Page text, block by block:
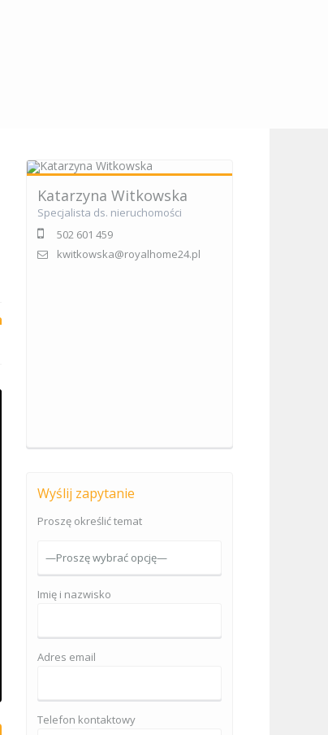
Katarzyna Witkowska
Specjalista ds. nieruchomości
502 601 459
kwitkowska@royalhome24.pl
Wyślij zapytanie
Proszę określić temat
Imię i nazwisko
Adres email
Telefon kontaktowy